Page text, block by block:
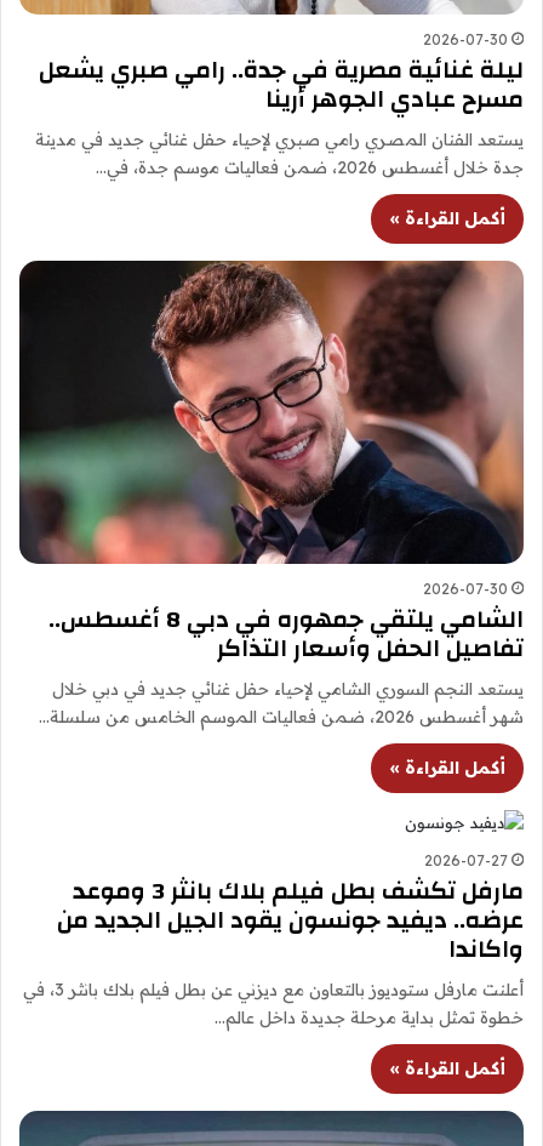
2026-07-30
ليلة غنائية مصرية في جدة.. رامي صبري يشعل
مسرح عبادي الجوهر أرينا
يستعد الفنان المصري رامي صبري لإحياء حفل غنائي جديد في مدينة
جدة خلال أغسطس 2026، ضمن فعاليات موسم جدة، في…
أكمل القراءة »
2026-07-30
الشامي يلتقي جمهوره في دبي 8 أغسطس..
تفاصيل الحفل وأسعار التذاكر
يستعد النجم السوري الشامي لإحياء حفل غنائي جديد في دبي خلال
شهر أغسطس 2026، ضمن فعاليات الموسم الخامس من سلسلة…
أكمل القراءة »
2026-07-27
مارفل تكشف بطل فيلم بلاك بانثر 3 وموعد
عرضه.. ديفيد جونسون يقود الجيل الجديد من
واكاندا
أعلنت مارفل ستوديوز بالتعاون مع ديزني عن بطل فيلم بلاك بانثر 3، في
خطوة تمثل بداية مرحلة جديدة داخل عالم…
أكمل القراءة »